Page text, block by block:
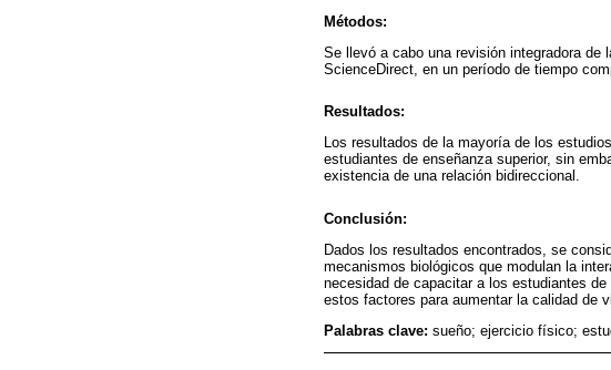
Métodos:
Se llevó a cabo una revisión integradora
ScienceDirect, en un período de tiempo
Resultados:
Los resultados de la mayoría de los
estudiantes de enseñanza superior, sin
existencia de una relación bidireccional.
Conclusión:
Dados los resultados encontrados, se
mecanismos biológicos que modulan la
necesidad de capacitar a los estudiantes
estos factores para aumentar la calidad de
Palabras clave: sueño; ejercicio físico;